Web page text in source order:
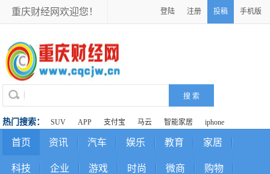
重庆财经网欢迎您！ 登陆 注册 投稿 手机版
热门搜索： SUV APP 支付宝 马云 智能家居 iphone
首页 资讯 汽车 娱乐 教育 家居
科技 企业 游戏 时尚 微商 购物